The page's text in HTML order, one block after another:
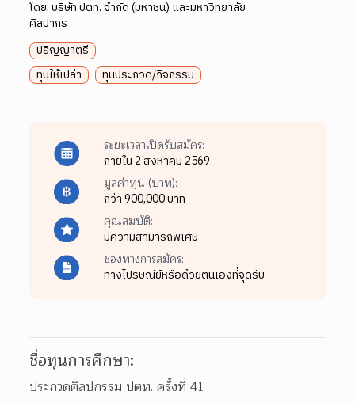
โดย:บริษัท ปตท. จำกัด (มหาชน) และมหาวิทยาลัย
ศิลปากร
ปริญญาตรี
ทุนให้เปล่า
ทุนประกวด/กิจกรรม
ระยะเวลาเปิดรับสมัคร:
ภายใน 2 สิงหาคม 2569
มูลค่าทุน (บาท):
กว่า 900,000 บาท
คุณสมบัติ:
มีความสามารถพิเศษ
ช่องทางการสมัคร:
ทางไปรษณีย์หรือด้วยตนเองที่จุดรับ
ชื่อทุนการศึกษา:
ประกวดศิลปกรรม ปตท. ครั้งที่ 41